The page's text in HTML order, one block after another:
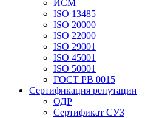
ИСМ
ISO 13485
ISO 20000
ISO 22000
ISO 29001
ISO 45001
ISO 50001
ГОСТ РВ 0015
Сертификация репутации
ОДР
Сертификат СУЗ